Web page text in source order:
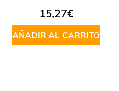
15,27€
AÑADIR AL CARRITO